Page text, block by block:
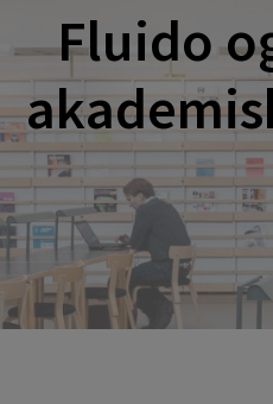
Fluido